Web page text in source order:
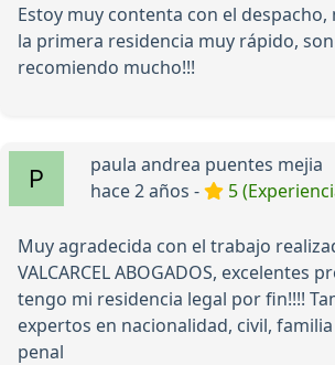
Estoy muy contenta con el
la primera residencia muy rápido,
recomiendo mucho!!!
paula andrea puentes mejia
hace 2 años -
5
Muy agradecida con el trabajo
VALCARCEL ABOGADOS, excelentes
tengo mi residencia legal por fin!!!!
expertos en nacionalidad, civil,
penal